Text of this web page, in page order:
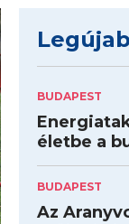
BUDAPEST
életbe a
BUDAPEST
Az